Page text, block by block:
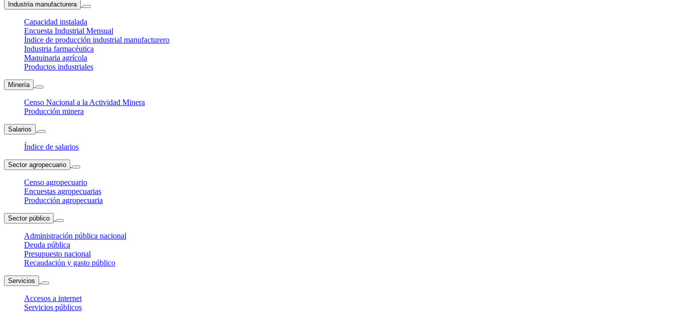
Industria manufacturera
Capacidad instalada
Encuesta Industrial Mensual
Índice de producción industrial manufacturero
Industria farmacéutica
Maquinaria agrícola
Productos industriales
Minería
Censo Nacional a la Actividad Minera
Producción minera
Salarios
Índice de salarios
Sector agropecuario
Censo agropecuario
Encuestas agropecuarias
Producción agropecuaria
Sector público
Administración pública nacional
Deuda pública
Presupuesto nacional
Recaudación y gasto público
Servicios
Accesos a internet
Servicios públicos